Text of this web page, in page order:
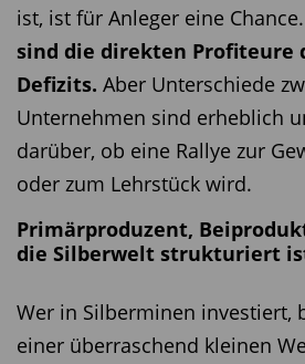
ist, ist für Anleger eine Chance.
sind die direkten Profiteure
Defizits. Aber Unterschiede
Unternehmen sind erheblich
darüber, ob eine Rallye zur
oder zum Lehrstück wird.
Primärproduzent,
die Silberwelt strukturiert
Wer in Silberminen investiert,
einer überraschend kleinen